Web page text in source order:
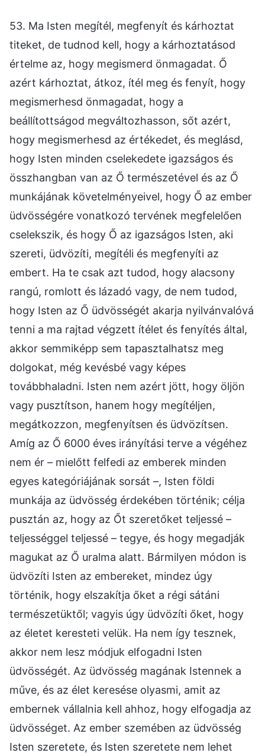
53. Ma Isten megítél, megfenyít és kárhoztat
titeket, de tudnod kell, hogy a kárhoztatásod
értelme az, hogy megismerd önmagadat. Ő
azért kárhoztat, átkoz, ítél meg és fenyít, hogy
megismerhesd önmagadat, hogy a
beállítottságod megváltozhasson, sőt azért,
hogy megismerhesd az értékedet, és meglásd,
hogy Isten minden cselekedete igazságos és
összhangban van az Ő természetével és az Ő
munkájának követelményeivel, hogy Ő az ember
üdvösségére vonatkozó tervének megfelelően
cselekszik, és hogy Ő az igazságos Isten, aki
szereti, üdvözíti, megítéli és megfenyíti az
embert. Ha te csak azt tudod, hogy alacsony
rangú, romlott és lázadó vagy, de nem tudod,
hogy Isten az Ő üdvösségét akarja nyilvánvalóvá
tenni a ma rajtad végzett ítélet és fenyítés által,
akkor semmiképp sem tapasztalhatsz meg
dolgokat, még kevésbé vagy képes
továbbhaladni. Isten nem azért jött, hogy öljön
vagy pusztítson, hanem hogy megítéljen,
megátkozzon, megfenyítsen és üdvözítsen.
Amíg az Ő 6000 éves irányítási terve a végéhez
nem ér – mielőtt felfedi az emberek minden
egyes kategóriájának sorsát –, Isten földi
munkája az üdvösség érdekében történik; célja
pusztán az, hogy az Őt szeretőket teljessé –
teljességgel teljessé – tegye, és hogy megadják
magukat az Ő uralma alatt. Bármilyen módon is
üdvözíti Isten az embereket, mindez úgy
történik, hogy elszakítja őket a régi sátáni
természetüktől; vagyis úgy üdvözíti őket, hogy
az életet keresteti velük. Ha nem így tesznek,
akkor nem lesz módjuk elfogadni Isten
üdvösségét. Az üdvösség magának Istennek a
műve, és az élet keresése olyasmi, amit az
embernek vállalnia kell ahhoz, hogy elfogadja az
üdvösséget. Az ember szemében az üdvösség
Isten szeretete, és Isten szeretete nem lehet